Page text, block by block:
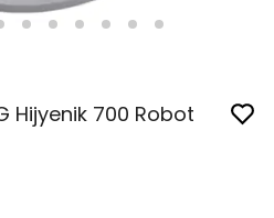
Hijyenik 700 Robot